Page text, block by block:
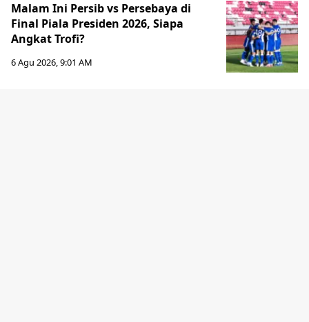
Malam Ini Persib vs Persebaya di
Final Piala Presiden 2026, Siapa
Angkat Trofi?
6 Agu 2026, 9:01 AM